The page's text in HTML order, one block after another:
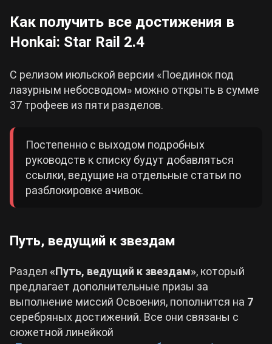
Как получить все достижения в
Honkai: Star Rail 2.4
С релизом июльской версии «Поединок под
лазурным небосводом» можно открыть в сумме
37 трофеев из пяти разделов.
Постепенно с выходом подробных
руководств к списку будут добавляться
ссылки, ведущие на отдельные статьи по
разблокировке ачивок.
Путь, ведущий к звездам
Раздел «Путь, ведущий к звездам», который
предлагает дополнительные призы за
выполнение миссий Освоения, пополнится на 7
серебряных достижений. Все они связаны с
сюжетной линейкой